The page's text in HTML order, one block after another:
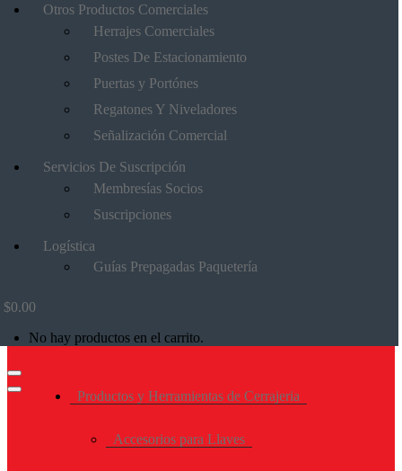
Otros Productos Comerciales
Herrajes Comerciales
Postes De Estacionamiento
Puertas y Portónes
Regatones Y Niveladores
Señalización Comercial
Servicios De Suscripción
Membresías Socios
Suscripciones
Logística
Guías Prepagadas Paquetería
$0.00
No hay productos en el carrito.
Productos y Herramientas de Cerrajeria
Accesorios para Llaves